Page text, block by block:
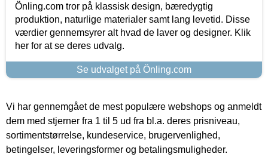
Önling.com tror på klassisk design, bæredygtig
produktion, naturlige materialer samt lang levetid. Disse
værdier gennemsyrer alt hvad de laver og designer. Klik
her for at se deres udvalg.
Se udvalget på Önling.com
Vi har gennemgået de mest populære webshops og anmeldt
dem med stjerner fra 1 til 5 ud fra bl.a. deres prisniveau,
sortimentstørrelse, kundeservice, brugervenlighed,
betingelser, leveringsformer og betalingsmuligheder.